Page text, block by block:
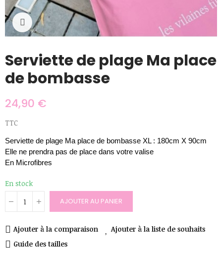
Cliquer pour agrandir
Serviette de plage Ma place
de bombasse
24,90 €
TTC
Serviette de plage Ma place de bombasse XL : 180cm X 90cm
Elle ne prendra pas de place dans votre valise
En Microfibres
En stock
AJOUTER AU PANIER
Ajouter à la comparaison
Ajouter à la liste de souhaits
Guide des tailles